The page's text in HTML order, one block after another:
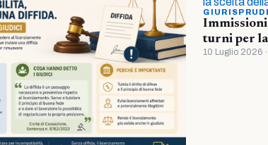
turni per
10 Luglio 2026